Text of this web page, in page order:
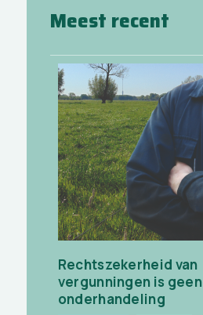
Meest recent
Rechtszekerheid van
vergunningen is geen
onderhandeling